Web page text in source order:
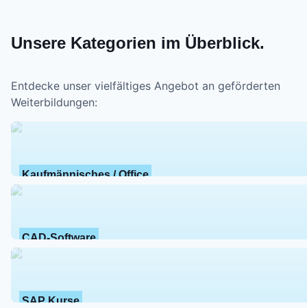
Unsere Kategorien im Überblick.
Entdecke unser vielfältiges Angebot an geförderten
Weiterbildungen:
Kaufmännisches / Office
CAD-Software
SAP Kurse